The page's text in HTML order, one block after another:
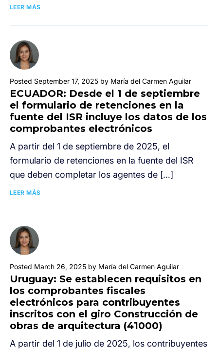
LEER MÁS
Posted September 17, 2025 by María del Carmen Aguilar
ECUADOR: Desde el 1 de septiembre
el formulario de retenciones en la
fuente del ISR incluye los datos de los
comprobantes electrónicos
A partir del 1 de septiembre de 2025, el
formulario de retenciones en la fuente del ISR
que deben completar los agentes de […]
LEER MÁS
Posted March 26, 2025 by María del Carmen Aguilar
Uruguay: Se establecen requisitos en
los comprobantes fiscales
electrónicos para contribuyentes
inscritos con el giro Construcción de
obras de arquitectura (41000)
A partir del 1 de julio de 2025, los contribuyentes